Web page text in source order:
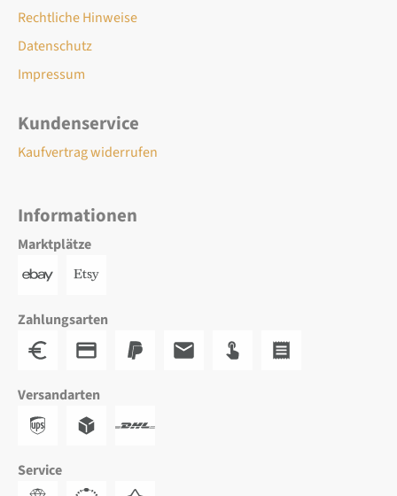
Rechtliche Hinweise
Datenschutz
Impressum
Kundenservice
Kaufvertrag widerrufen
Informationen
Marktplätze
Zahlungsarten
Versandarten
Service